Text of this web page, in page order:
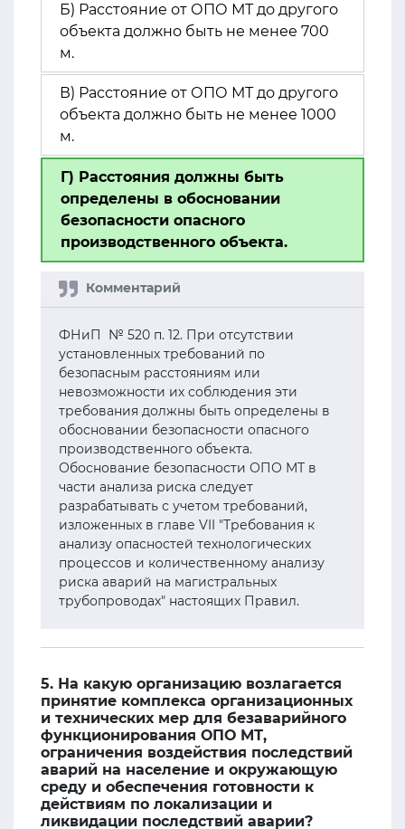
Б) Расстояние от ОПО МТ до другого
объекта должно быть не менее 700
м.
В) Расстояние от ОПО МТ до другого
объекта должно быть не менее 1000
м.
Г) Расстояния должны быть
определены в обосновании
безопасности опасного
производственного объекта.
ФНиП № 520 п. 12. При отсутствии
установленных требований по
безопасным расстояниям или
невозможности их соблюдения эти
требования должны быть определены в
обосновании безопасности опасного
производственного объекта.
Обоснование безопасности ОПО МТ в
части анализа риска следует
разрабатывать с учетом требований,
изложенных в главе VII "Требования к
анализу опасностей технологических
процессов и количественному анализу
риска аварий на магистральных
трубопроводах" настоящих Правил.
5. На какую организацию возлагается
принятие комплекса организационных
и технических мер для безаварийного
функционирования ОПО МТ,
ограничения воздействия последствий
аварий на население и окружающую
среду и обеспечения готовности к
действиям по локализации и
ликвидации последствий аварии?